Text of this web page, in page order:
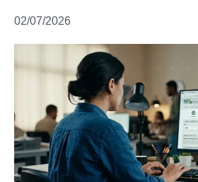
02/07/2026